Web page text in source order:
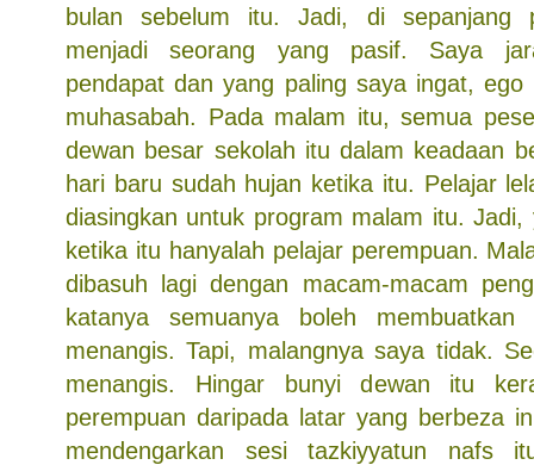
bulan sebelum itu. Jadi, di sepanjang
menjadi seorang yang pasif. Saya
pendapat dan yang paling saya ingat,
muhasabah. Pada malam itu, semua
dewan besar sekolah itu dalam keadaan
hari baru sudah hujan ketika itu. Pelajar
diasingkan untuk program malam itu.
ketika itu hanyalah pelajar perempuan.
dibasuh lagi dengan macam-macam
katanya semuanya boleh
menangis. Tapi, malangnya saya tidak.
menangis. Hingar bunyi dewan itu
perempuan daripada latar yang berbeza
mendengarkan sesi tazkiyyatun nafs